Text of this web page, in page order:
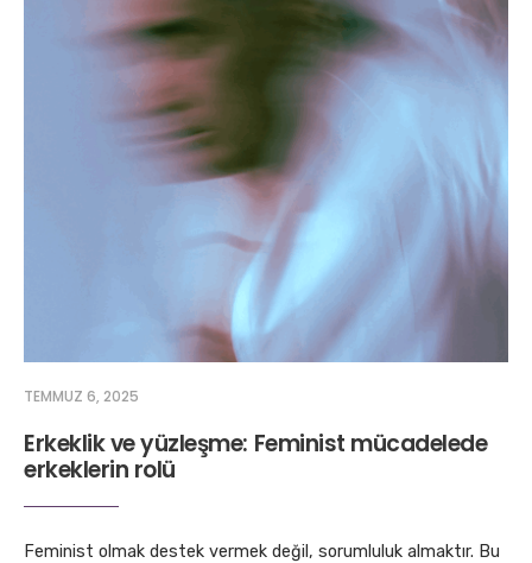
TEMMUZ 6, 2025
Erkeklik ve yüzleşme: Feminist mücadelede
erkeklerin rolü
Feminist olmak destek vermek değil, sorumluluk almaktır. Bu